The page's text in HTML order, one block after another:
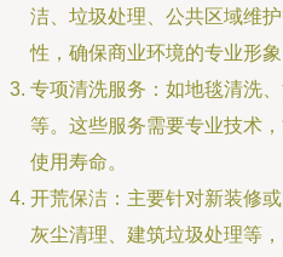
洁、垃圾处理、公共区域维
性，确保商业环境的专业形象
专项清洗服务：如地毯清洗
等。这些服务需要专业技术
使用寿命。
开荒保洁：主要针对新装修
灰尘清理、建筑垃圾处理等